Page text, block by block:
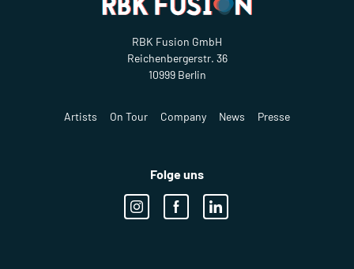
RBK Fusion GmbH
Reichenbergerstr. 36
10999 Berlin
Artists On Tour Company News Presse
Folge uns